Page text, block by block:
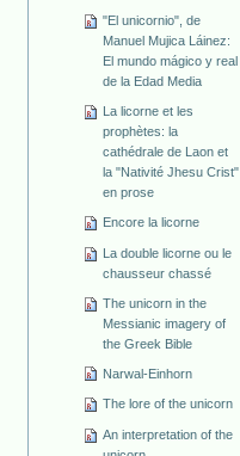
"El unicornio", de
Manuel Mujica Láinez:
El mundo mágico y real
de la Edad Media
La licorne et les
prophètes: la
cathédrale de Laon et
la "Nativité Jhesu Crist"
en prose
Encore la licorne
La double licorne ou le
chausseur chassé
The unicorn in the
Messianic imagery of
the Greek Bible
Narwal-Einhorn
The lore of the unicorn
An interpretation of the